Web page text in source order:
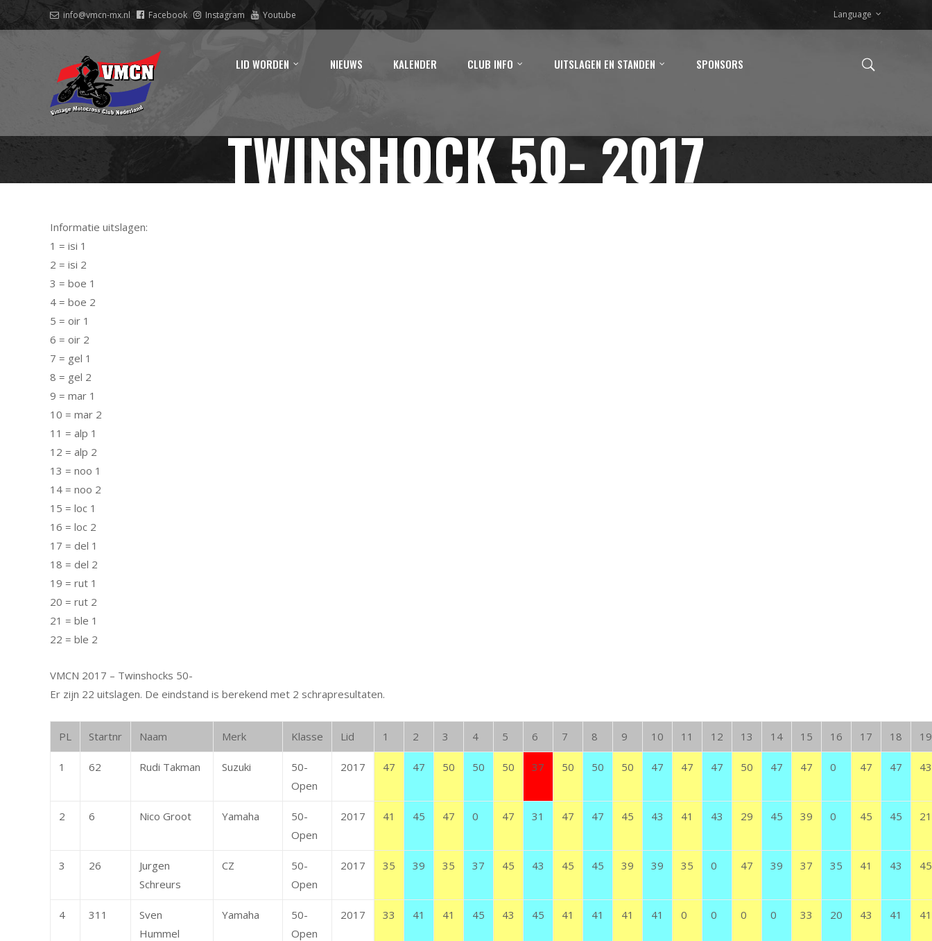
info@vmcn-mx.nl Facebook Instagram Youtube Language
LID WORDEN NIEUWS KALENDER CLUB INFO UITSLAGEN EN STANDEN SPONSORS
TWINSHOCK 50- 2017
Informatie uitslagen:
1 = isi 1
2 = isi 2
3 = boe 1
4 = boe 2
5 = oir 1
6 = oir 2
7 = gel 1
8 = gel 2
9 = mar 1
10 = mar 2
11 = alp 1
12 = alp 2
13 = noo 1
14 = noo 2
15 = loc 1
16 = loc 2
17 = del 1
18 = del 2
19 = rut 1
20 = rut 2
21 = ble 1
22 = ble 2
VMCN 2017 – Twinshocks 50-
Er zijn 22 uitslagen. De eindstand is berekend met 2 schrapresultaten.
PL Startnr Naam Merk Klasse Lid 1 2 3 4 5 6 7 8 9 10 11 12 13 14 15 16 17 18 19
1 62 Rudi Takman Suzuki
50-
Open
2017 47 47 50 50 50 37 50 50 50 47 47 47 50 47 47 0 47 47 43
2 6 Nico Groot Yamaha
50-
Open
2017 41 45 47 0 47 31 47 47 45 43 41 43 29 45 39 0 45 45 21
3 26
Jurgen
Schreurs
CZ
50-
Open
2017 35 39 35 37 45 43 45 45 39 39 35 0 47 39 37 35 41 43 45
4 311
Sven
Hummel
Yamaha
50-
Open
2017 33 41 41 45 43 45 41 41 41 41 0 0 0 0 33 20 43 41 41